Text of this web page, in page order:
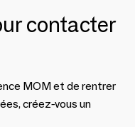
contacter
MOM et de rentrer
créez-vous un